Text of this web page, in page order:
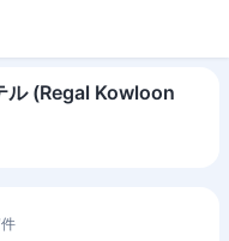
ル (Regal Kowloon